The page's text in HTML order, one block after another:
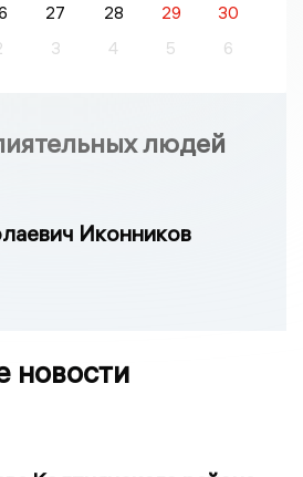
27 28 29
30
3 4 5 6
людей
Иконников
новости